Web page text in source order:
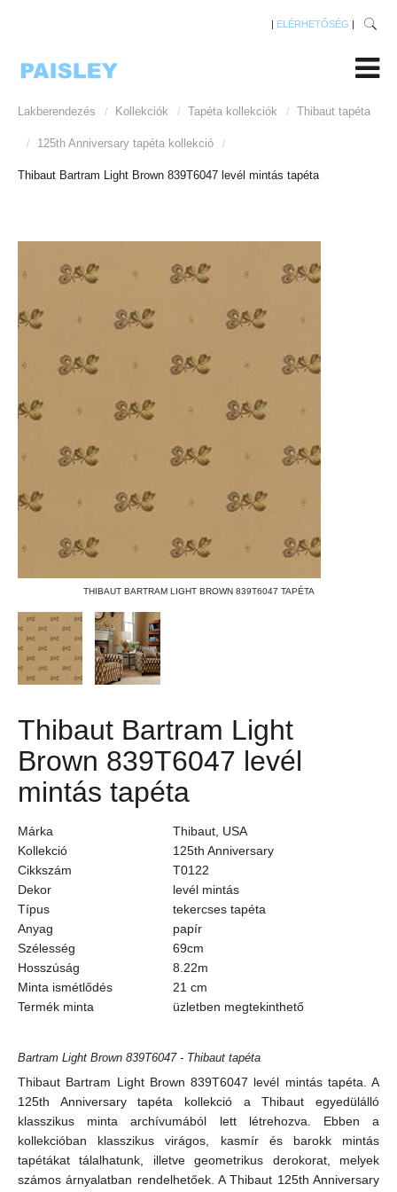
| ELÉRHETŐSÉG |
Lakberendezés / Kollekciók / Tapéta kollekciók / Thibaut tapéta
/ 125th Anniversary tapéta kollekció /
Thibaut Bartram Light Brown 839T6047 levél mintás tapéta
THIBAUT BARTRAM LIGHT BROWN 839T6047 TAPÉTA
Thibaut Bartram Light
Brown 839T6047 levél
mintás tapéta
Márka
Thibaut, USA
Kollekció
125th Anniversary
Cikkszám
T0122
Dekor
levél mintás
Típus
tekercses tapéta
Anyag
papír
Szélesség
69cm
Hosszúság
8.22m
Minta ismétlődés
21 cm
Termék minta
üzletben megtekinthető
Bartram Light Brown 839T6047 - Thibaut tapéta
Thibaut Bartram Light Brown 839T6047 levél mintás tapéta. A
125th Anniversary tapéta kollekció a Thibaut egyedülálló
klasszikus minta archívumából lett létrehozva. Ebben a
kollekcióban klasszikus virágos, kasmír és barokk mintás
tapétákat tálalhatunk, illetve geometrikus derokorat, melyek
számos árnyalatban rendelhetőek. A Thibaut 125th Anniversary